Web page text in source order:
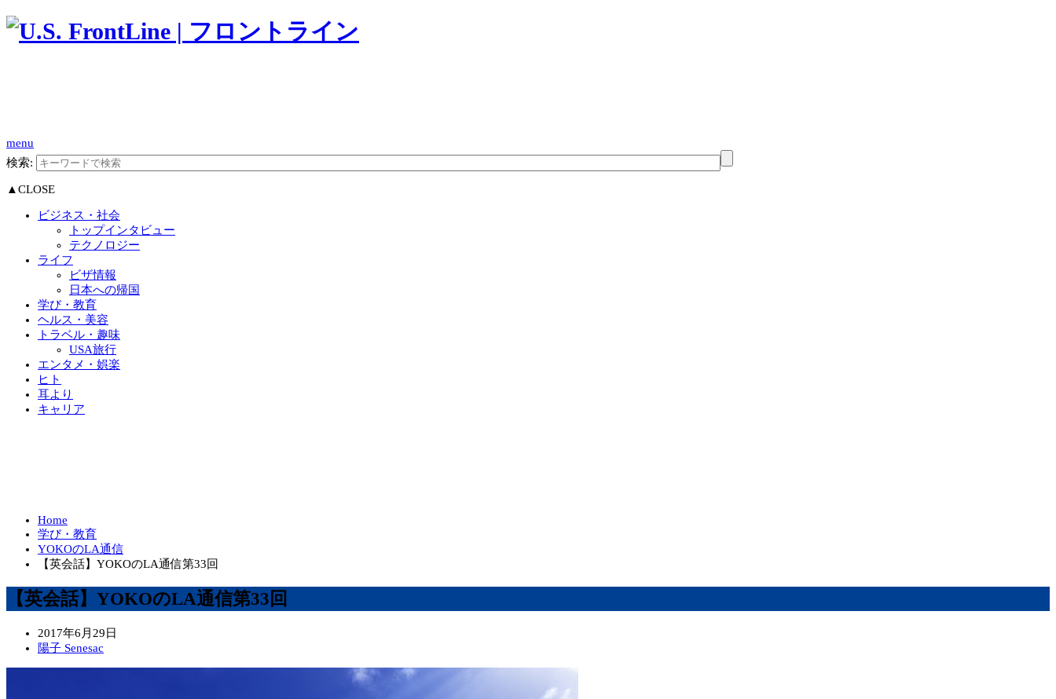
menu
検索:
▲CLOSE
ビジネス・社会
トップインタビュー
テクノロジー
ライフ
ビザ情報
日本への帰国
学び・教育
ヘルス・美容
トラベル・趣味
USA旅行
エンタメ・娯楽
ヒト
耳より
キャリア
Home
学び・教育
YOKOのLA通信
【英会話】YOKOのLA通信第33回
【英会話】YOKOのLA通信第33回
2017年6月29日
陽子 Senesac